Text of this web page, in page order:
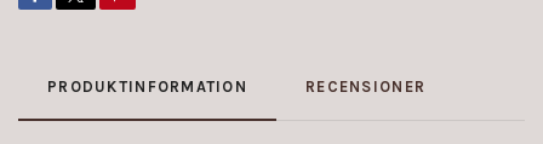
PRODUKTINFORMATION RECENSIONER